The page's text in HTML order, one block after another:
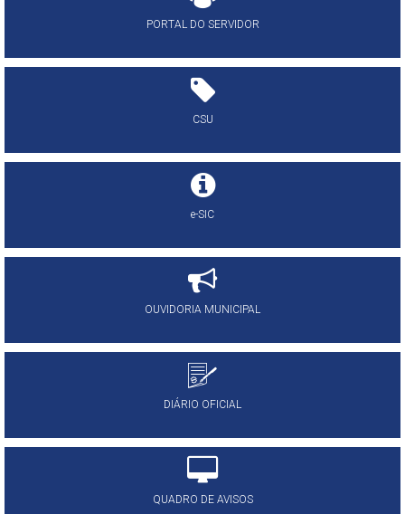
PORTAL DO SERVIDOR
CSU
e-SIC
OUVIDORIA MUNICIPAL
DIÁRIO OFICIAL
QUADRO DE AVISOS